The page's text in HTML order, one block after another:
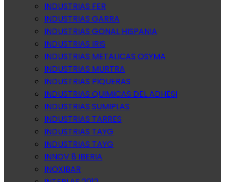
INDUSTRIAS FER
INDUSTRIAS GARRA
INDUSTRIAS GONAL HISPANIA
INDUSTRIAS IRIS
INDUSTRIAS METALICAS OSYMA
INDUSTRIAS MURTRA
INDUSTRIAS PIQUERAS
INDUSTRIAS QUIMICAS DEL ADHESI
INDUSTRIAS SUMIPLAS
INDUSTRIAS TARRES
INDUSTRIAS TAYG
INDUSTRIAS TAYG
INNOV 8 IBERIA
INOXIBAR